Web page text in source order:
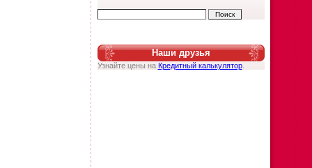
Наши друзья
Узнайте цены на Кредитный калькулятор.